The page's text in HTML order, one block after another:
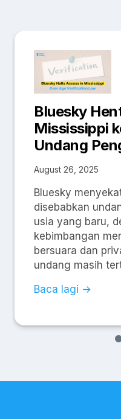
Bluesky
Mississippi
Undang
August 26, 2025
Bluesky
disebabkan
usia yang baru,
kebimbangan
bersuara dan
undang masih
Baca lagi →